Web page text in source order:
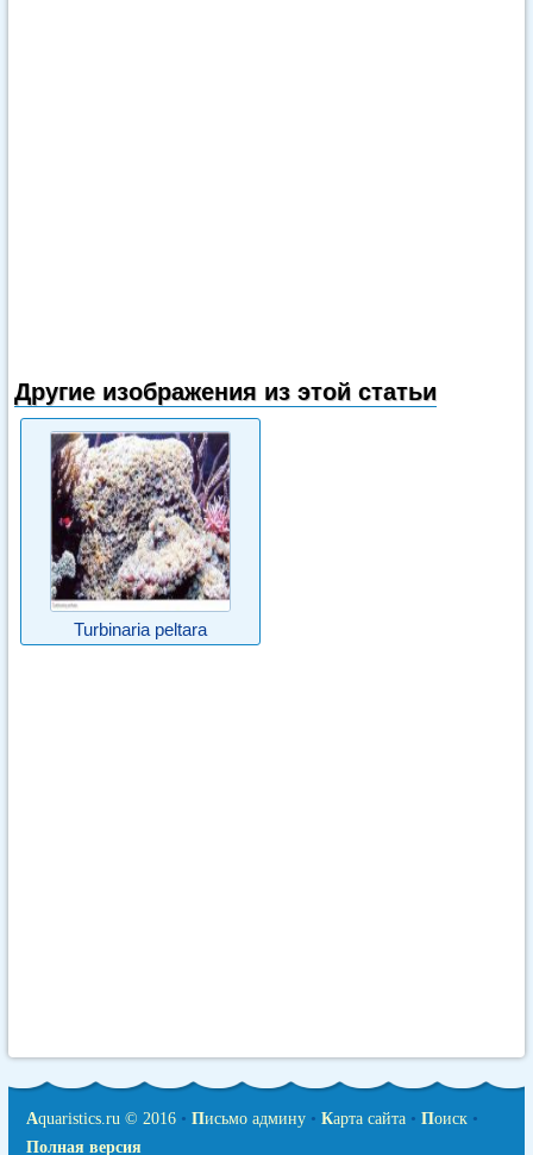
Другие изображения из этой статьи
Turbinaria peltara
Aquaristics.ru © 2016 • Письмо админу • Карта сайта • Поиск •
Полная версия